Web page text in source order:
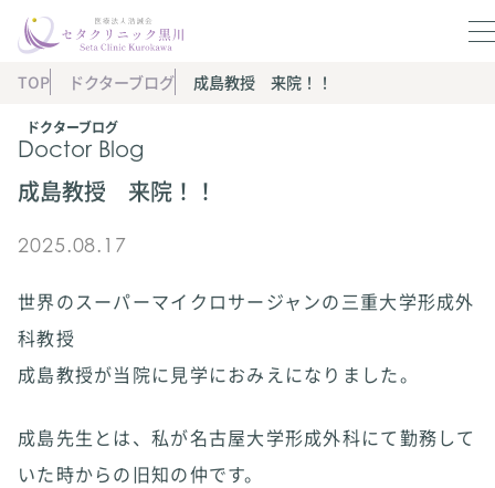
ドクターブログ
Doctor Blog
TOP ドクターブログ 成島教授 来院！！
成島教授 来院！！
2025.08.17
世界のスーパーマイクロサージャンの三重大学形成外
科教授
成島教授が当院に見学におみえになりました。
成島先生とは、私が名古屋大学形成外科にて勤務して
いた時からの旧知の仲です。